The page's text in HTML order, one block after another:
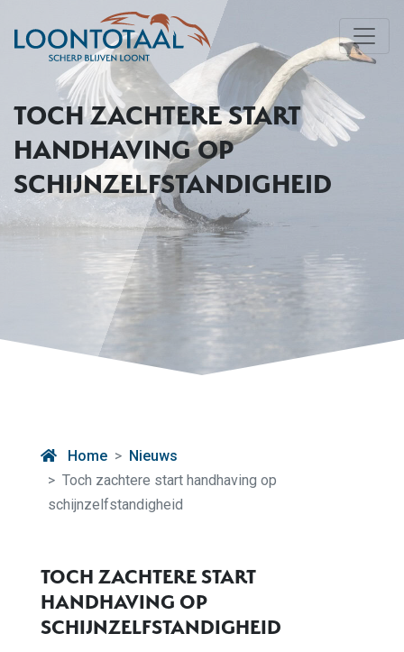
TOCH ZACHTERE START
HANDHAVING OP
SCHIJNZELFSTANDIGHEID
Home
Nieuws
Toch zachtere start handhaving op
schijnzelfstandigheid
TOCH ZACHTERE START
HANDHAVING OP
SCHIJNZELFSTANDIGHEID